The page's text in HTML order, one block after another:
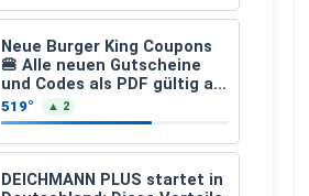
Neue Burger King Coupons
🍔 Alle neuen Gutscheine
und Codes als PDF gültig ab
25.07.2026 bis 04.09.2026
519° ▲ 2
DEICHMANN PLUS startet in